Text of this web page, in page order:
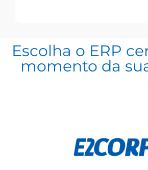
Escolha o ERP
momento da